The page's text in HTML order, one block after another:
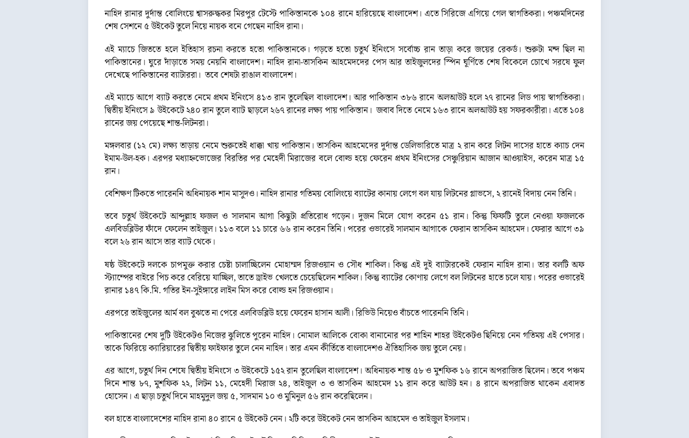
নাহিদ রানার দুর্দান্ত বোলিংয়ে শ্বাসরুদ্ধকর মিরপুর টেস্টে পাকিস্তানকে ১০৪ রানে হারিয়েছে বাংলাদেশ। এতে সিরিজে এগিয়ে গেল স্বাগতিকরা। পঞ্চমদিনের
শেষ সেশনে ৫ উইকেট তুলে নিয়ে নায়ক বনে গেছেন নাহিদ রানা।
এই ম্যাচে জিততে হলে ইতিহাস রচনা করতে হতো পাকিস্তানকে। গড়তে হতো চতুর্থ ইনিংসে সর্বোচ্চ রান তাড়া করে জয়ের রেকর্ড। শুরুটা মন্দ ছিল না
পাকিস্তানের। ঘুরে দাঁড়াতে সময় নেয়নি বাংলাদেশ। নাহিদ রানা-তাসকিন আহমেদদের পেস আর তাইজুলদের স্পিন ঘূর্ণিতে শেষ বিকেলে চোখে সরষে ফুল
দেখেছে পাকিস্তানের ব্যাটাররা। তবে শেষটা রাঙাল বাংলাদেশ।
এই ম্যাচে আগে ব্যাট করতে নেমে প্রথম ইনিংসে ৪১৩ রান তুলেছিল বাংলাদেশ। আর পাকিস্তান ৩৮৬ রানে অলআউট হলে ২৭ রানের লিড পায় স্বাগতিকরা।
দ্বিতীয় ইনিংসে ৯ উইকেটে ২৪০ রান তুলে ব্যাট ছাড়লে ২৬৭ রানের লক্ষ্য পায় পাকিস্তান। জবাব দিতে নেমে ১৬৩ রানে অলআউট হয় সফরকারীরা। এতে ১০৪
রানের জয় পেয়েছে শান্ত-লিটনরা।
মঙ্গলবার (১২ মে) লক্ষ্য তাড়ায় নেমে শুরুতেই ধাক্কা খায় পাকিস্তান। তাসকিন আহমেদের দুর্দান্ত ডেলিভারিতে মাত্র ২ রান করে লিটন দাসের হাতে ক্যাচ দেন
ইমাম-উল-হক। এরপর মধ্যাহ্নভোজের বিরতির পর মেহেদী মিরাজের বলে বোল্ড হয়ে ফেরেন প্রথম ইনিংসের সেঞ্চুরিয়ান আজান আওয়াইস, করেন মাত্র ১৫
রান।
বেশিক্ষণ টিকতে পারেননি অধিনায়ক শান মাসুদও। নাহিদ রানার গতিময় বোলিংয়ে ব্যাটের কানায় লেগে বল যায় লিটনের গ্লাভসে, ২ রানেই বিদায় নেন তিনি।
তবে চতুর্থ উইকেটে আব্দুল্লাহ ফজল ও সালমান আগা কিছুটা প্রতিরোধ গড়েন। দুজন মিলে যোগ করেন ৫১ রান। কিন্তু ফিফটি তুলে নেওয়া ফজলকে
এলবিডব্লিউর ফাঁদে ফেলেন তাইজুল। ১১৩ বলে ১১ চারে ৬৬ রান করেন তিনি। পরের ওভারেই সালমান আগাকে ফেরান তাসকিন আহমেদ। ফেরার আগে ৩৯
বলে ২৬ রান আসে তার ব্যাট থেকে।
ষষ্ঠ উইকেটে দলকে চাপমুক্ত করার চেষ্টা চালাচ্ছিলেন মোহাম্মদ রিজওয়ান ও সৌধ শাকিল। কিন্তু এই দুই ব্যাটারকেই ফেরান নাহিদ রানা। তার বলটি অফ
স্ট্যাম্পের বাইরে পিচ করে বেরিয়ে যাচ্ছিল, তাতে ড্রাইভ খেলতে চেয়েছিলেন শাকিল। কিন্তু ব্যাটের কোণায় লেগে বল লিটনের হাতে চলে যায়। পরের ওভারেই
রানার ১৪৭ কি.মি. গতির ইন-সুইঙ্গারে লাইন মিস করে বোল্ড হন রিজওয়ান।
এরপরে তাইজুলের আর্ম বল বুঝতে না পেরে এলবিডব্লিউ হয়ে ফেরেন হাসান আলী। রিভিউ নিয়েও বাঁচতে পারেননি তিনি।
পাকিস্তানের শেষ দুটি উইকেটও নিজের ঝুলিতে পুরেন নাহিদ। নোমাল আলিকে বোকা বানানোর পর শাহিন শাহর উইকেটও ছিনিয়ে নেন গতিময় এই পেসার।
তাকে ফিরিয়ে ক্যারিয়ারের দ্বিতীয় ফাইফার তুলে নেন নাহিদ। তার এমন কীর্তিতে বাংলাদেশও ঐতিহাসিক জয় তুলে নেয়।
এর আগে, চতুর্থ দিন শেষে দ্বিতীয় ইনিংসে ৩ উইকেটে ১৫২ রান তুলেছিল বাংলাদেশ। অধিনায়ক শান্ত ৫৮ ও মুশফিক ১৬ রানে অপরাজিত ছিলেন। তবে পঞ্চম
দিনে শান্ত ৮৭, মুশফিক ২২, লিটন ১১, মেহেদী মিরাজ ২৪, তাইজুল ৩ ও তাসকিন আহমেদ ১১ রান করে আউট হন। ৪ রানে অপরাজিত থাকেন এবাদত
হোসেন। এ ছাড়া চতুর্থ দিনে মাহমুদুল জয় ৫, সাদমান ১০ ও মুমিনুল ৫৬ রান করেছিলেন।
বল হাতে বাংলাদেশের নাহিদ রানা ৪০ রানে ৫ উইকেট নেন। ২টি করে উইকেট নেন তাসকিন আহমেদ ও তাইজুল ইসলাম।